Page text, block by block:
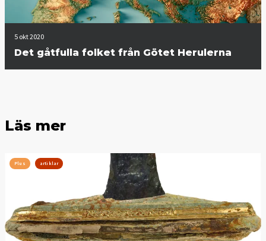
5 okt 2020
Det gåtfulla folket från Götet Herulerna
Läs mer
Plus artiklar